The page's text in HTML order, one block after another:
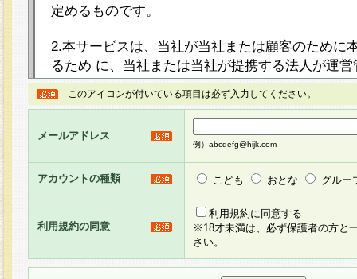
定めるものです。
2.本サービスは、当社が当社または顧客のために
るため に、当社または当社が提携する法人が運
ト（以下「本サイト」といいます。）上に本サー
ージを設け、会員がアンケー ト調査に回答する
し、その結果を当社が集計・分析その他の利用を
るものです。なお、本サービスは、それぞれの目
員に対して本サービスの依頼を行うこともあり、
た全ての会員に対して本サービスの依頼をすると
りま す。
3.当社は、会員の事前の承諾を得ることなく、当
方 法・手段にて、本規約を任意に制定、変更ま
きるものとします。改定後の本規約等は、本規約
このアイコンが付いている項目は必ず入力してください。
メールアドレス
例）abcdefg@hijk.com
アカウントの種類 こども おとな グルー
利用規約の同意
利用規約に同意する
※18才未満は、必ず保護者の方と
さい。